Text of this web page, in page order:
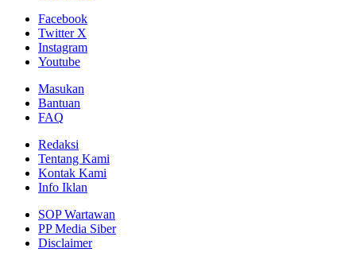
Facebook
Twitter X
Instagram
Youtube
Masukan
Bantuan
FAQ
Redaksi
Tentang Kami
Kontak Kami
Info Iklan
SOP Wartawan
PP Media Siber
Disclaimer